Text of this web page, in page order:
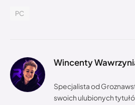
PC
Wincenty
Specjalista od
swoich ulubionych